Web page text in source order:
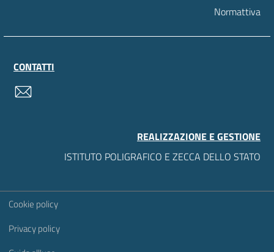
Normattiva
CONTATTI
REALIZZAZIONE E GESTIONE
ISTITUTO POLIGRAFICO E ZECCA DELLO STATO
Sezione Link Utili
Cookie policy
Privacy policy